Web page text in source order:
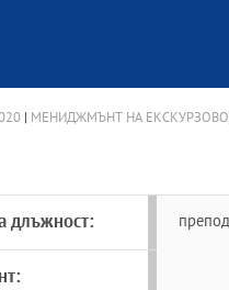
МЕНИДЖМЪНТ НА
длъжност: